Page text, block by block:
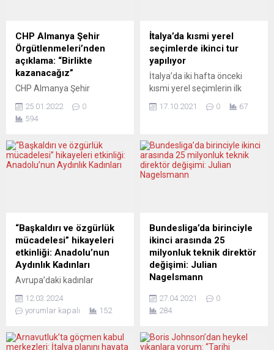
CHP Almanya Şehir
Örgütlenmeleri’nden
açıklama: “Birlikte
kazanacağız”
CHP Almanya Şehir
yaparak “yeni
örgütlenme”ye ilişkin
detayları aktardı.
Açıklamada sayısı 9 olan
Federal Almanya’da “yeni
örgütlenme” atağına geçen
Cumhuriyet Halk Partisi
(CHP) Şehir Örgütlenmeleri
Kurucular Kurulu, dönüşüme
ilişkin bilgileri...
25.01.2022
0
594
İtalya’da kısmi yerel
seçimlerde ikinci tur
yapılıyor
İtalya’da iki hafta önceki
kısmi yerel seçimlerin ilk
başkanlıkları belli olmayan
seçimler yapılacak. Yaklaşık
5 milyon seçmeni
ilgilendiren ikinci tur
65 kentin belediye başkanı
belli olacak. Oy verme
işleminin iki gün...
17.10.2021 0 67
“Başkaldırı ve özgürlük
mücadelesi” hikayeleri
etkinliği: Anadolu’nun
Aydınlık Kadınları
Avrupa’daki kadınlar
aydınlanmasında derin
katkıları bulunan Türk
kentinde düzenlenen 8 Mart
12.03.2024
yorumlar kapalı
152
Bundesliga’da birinciyle
ikinci arasında 25
milyonluk teknik direktör
değişimi: Julian
Nagelsmann
(Bundesliga) takımlarından
Leipzig’in teknik direktörü
gelecek sezonun başından
27.04.2021
0
284